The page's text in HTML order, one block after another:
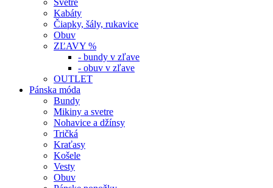
Svetre
Kabáty
Čiapky, šály, rukavice
Obuv
ZĽAVY %
- bundy v zľave
- obuv v zľave
OUTLET
Pánska móda
Bundy
Mikiny a svetre
Nohavice a džínsy
Tričká
Kraťasy
Košele
Vesty
Obuv